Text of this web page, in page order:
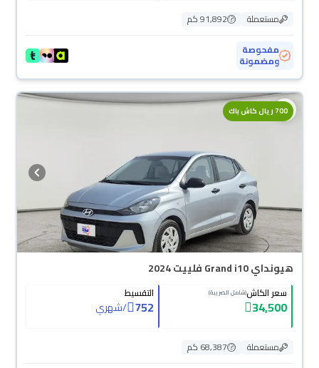
مستعملة
91,892 كم
مفحوصة
ومضمونة
700 ريال كاش باك
هيونداي Grand i10 فلييت 2024
سعر الكاش(شامل الضريبة)
34,500
التقسيط
752
/شهري
مستعملة
68,387 كم